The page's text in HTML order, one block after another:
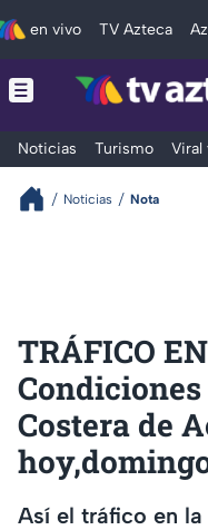
en vivo TV Azteca
Noticias Turismo Viral
Noticias Nota
TRÁFICO
Costera de
Así el tráfico en